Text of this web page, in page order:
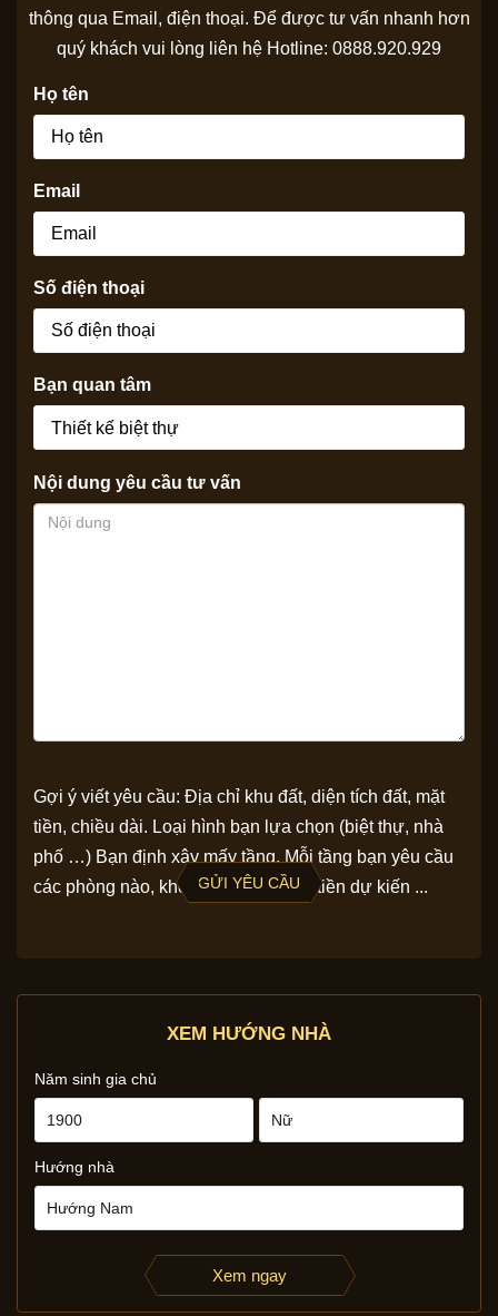
thông qua Email, điện thoại. Để được tư vấn nhanh hơn
quý khách vui lòng liên hệ Hotline: 0888.920.929
Họ tên
Email
Số điện thoại
Bạn quan tâm
Nội dung yêu cầu tư vấn
Gợi ý viết yêu cầu: Địa chỉ khu đất, diện tích đất, mặt
tiền, chiều dài. Loại hình bạn lựa chọn (biệt thự, nhà
phố …) Bạn định xây mấy tầng. Mỗi tầng bạn yêu cầu
các phòng nào, không gian nào. Số tiền dự kiến ...
GỬI YÊU CẦU
XEM HƯỚNG NHÀ
Năm sinh gia chủ
Hướng nhà
Xem ngay